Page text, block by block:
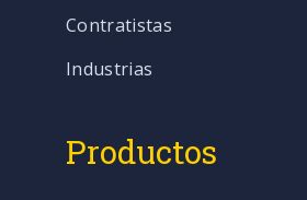
Contratistas
Industrias
Productos